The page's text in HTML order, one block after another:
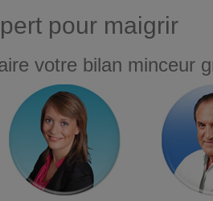
pour maigrir
votre bilan minceur